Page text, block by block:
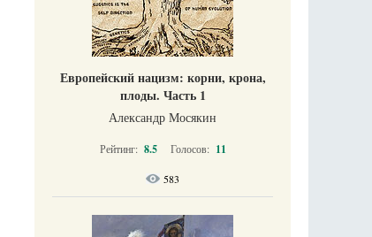
Европейский нацизм: корни, крона,
плоды. Часть 1
Александр Мосякин
Рейтинг: 8.5 Голосов: 11
583